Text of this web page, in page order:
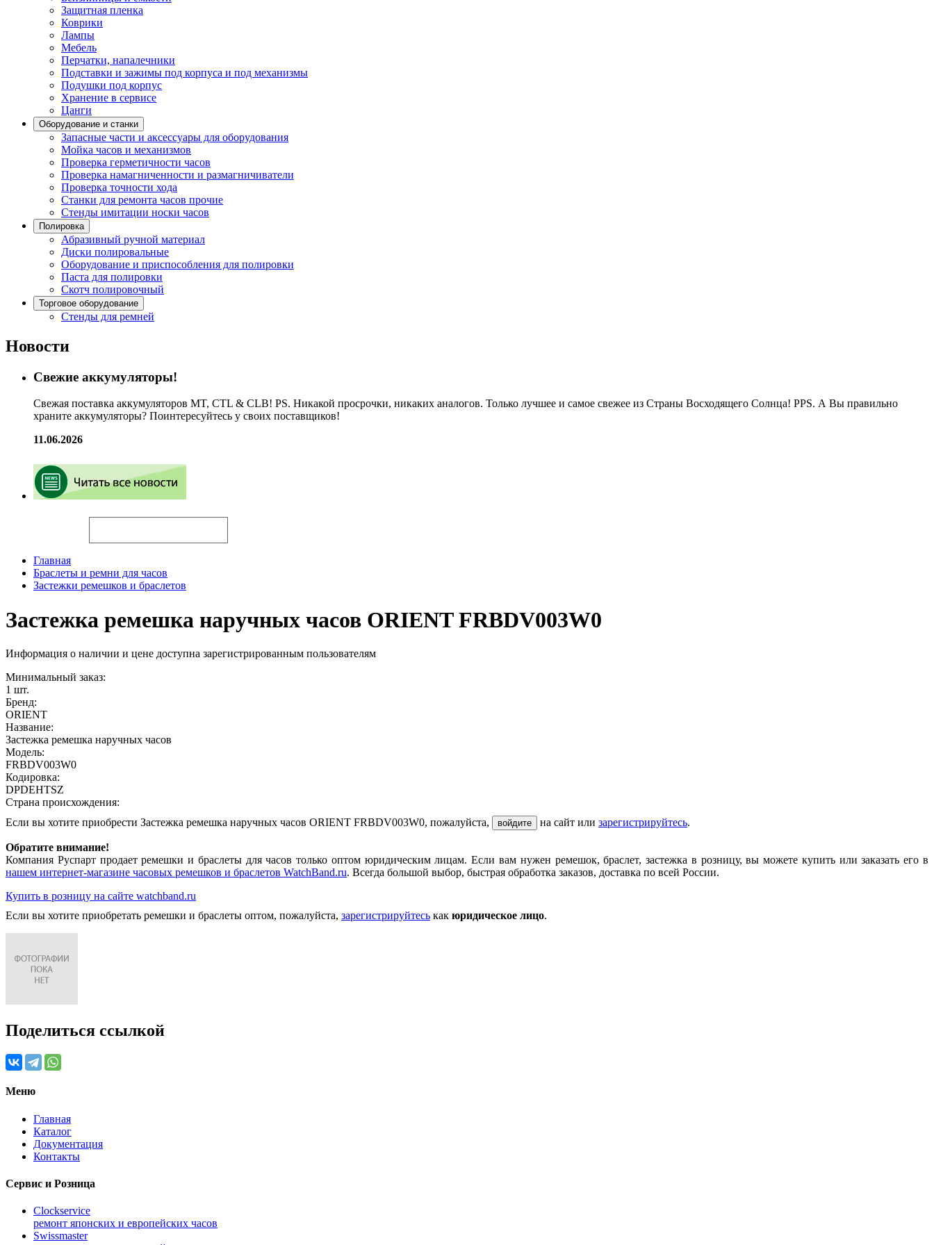
Защитная пленка
Коврики
Лампы
Мебель
Перчатки, напалечники
Подставки и зажимы под корпуса и под механизмы
Подушки под корпус
Хранение в сервисе
Цанги
Оборудование и станки
Запасные части и аксессуары для оборудования
Мойка часов и механизмов
Проверка герметичности часов
Проверка намагниченности и размагничиватели
Проверка точности хода
Станки для ремонта часов прочие
Стенды имитации носки часов
Полировка
Абразивный ручной материал
Диски полировальные
Оборудование и приспособления для полировки
Паста для полировки
Скотч полировочный
Торговое оборудование
Стенды для ремней
Новости
Свежие аккумуляторы!
Свежая поставка аккумуляторов MT, CTL & CLB! PS. Никакой просрочки, никаких аналогов. Только лучшее и самое свежее из Страны Восходящего Солнца! PPS. А Вы правильно
храните аккумуляторы? Поинтересуйтесь у своих поставщиков!
11.06.2026
Главная
Браслеты и ремни для часов
Застежки ремешков и браслетов
Застежка ремешка наручных часов ORIENT FRBDV003W0
Информация о наличии и цене доступна зарегистрированным пользователям
Минимальный заказ:
1 шт.
Бренд:
ORIENT
Название:
Застежка ремешка наручных часов
Модель:
FRBDV003W0
Кодировка:
DPDEHTSZ
Страна происхождения:
Если вы хотите приобрести Застежка ремешка наручных часов ORIENT FRBDV003W0, пожалуйста,
войдите на сайт или зарегистрируйтесь.
Обратите внимание!
Компания Руспарт продает ремешки и браслеты для часов только оптом юридическим лицам. Если вам нужен ремешок, браслет, застежка в розницу, вы можете купить или заказать его в
нашем интернет-магазине часовых ремешков и браслетов WatchBand.ru. Всегда большой выбор, быстрая обработка заказов, доставка по всей России.
Купить в розницу на сайте watchband.ru
Если вы хотите приобретать ремешки и браслеты оптом, пожалуйста, зарегистрируйтесь как юридическое лицо.
Поделиться ссылкой
Меню
Главная
Каталог
Документация
Контакты
Сервис и Розница
Clockservice
ремонт японских и европейских часов
Swissmaster